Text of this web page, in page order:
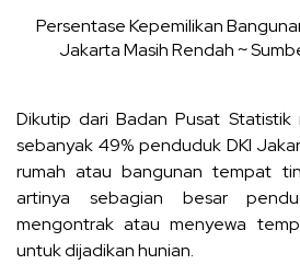
Persentase Kepemilikan
Jakarta Masih Rendah ~
Dikutip dari Badan Pusat
sebanyak 49% penduduk DKI
rumah atau bangunan tempat
artinya sebagian besar
mengontrak atau menyewa
untuk dijadikan hunian.